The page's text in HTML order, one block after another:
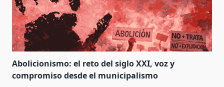
Abolicionismo: el reto del siglo XXI, voz y
compromiso desde el municipalismo